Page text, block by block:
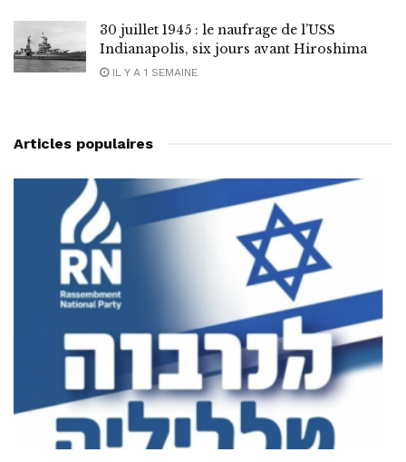
30 juillet 1945 : le naufrage de l’USS
Indianapolis, six jours avant Hiroshima
IL Y A 1 SEMAINE
Articles populaires